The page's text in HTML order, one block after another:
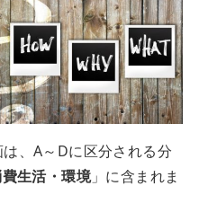
、A～Dに区分される分
生活・環境」に含まれま